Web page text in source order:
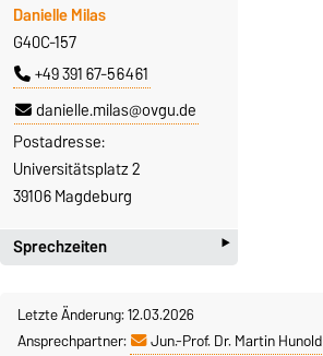
Danielle Milas
G40C-157
+49 391 67-56461
danielle.milas@ovgu.de
Postadresse:
Universitätsplatz 2
39106 Magdeburg
Sprechzeiten
‣
Jun.-Prof. Dr. Martin
Hunold
Letzte Änderung: 12.03.2026
Ansprechpartner:
Jun.-Prof. Dr. Martin Hunold